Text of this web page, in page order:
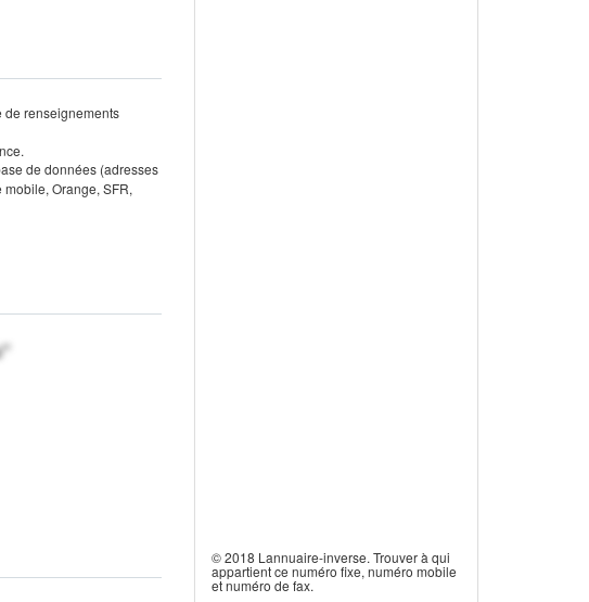
de renseignements
de données (adresses
Orange, SFR,
© 2018 Lannuaire-inverse. Trouver à qui
appartient ce numéro fixe, numéro mobile
et numéro de fax.